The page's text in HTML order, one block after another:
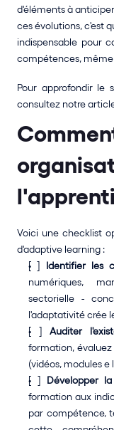
d'éléments à
ces évolutions, c'est
indispensable pour
compétences, même
Pour approfondir le
consultez notre
Voici une checklist
d'adaptive learning :
[ ] Identifier les
numériques,
sectorielle -
l'adaptativité crée
[ ] Auditer
formation,
(vidéos, modules e
[ ] Développer
formation aux
par compétence,